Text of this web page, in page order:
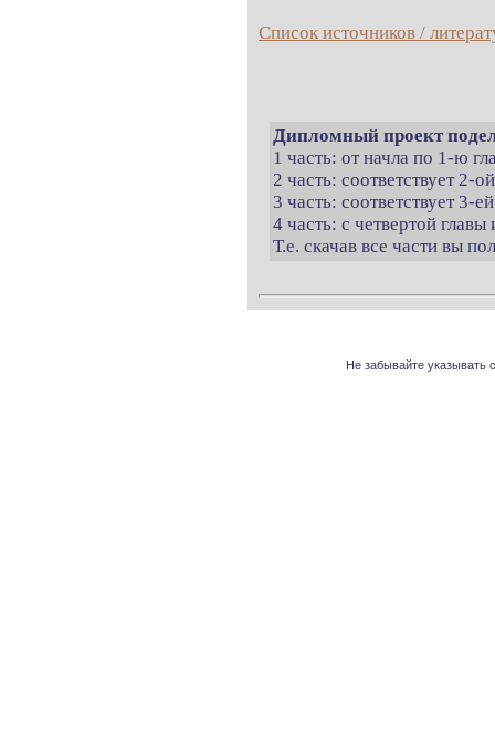
Список источников /
Дипломный проект
1 часть: от начла по 1-ю
2 часть: соответствует 2-
3 часть: соответствует 3-
4 часть: с четвертой
Т.е. скачав все части вы
Не забывайте указывать